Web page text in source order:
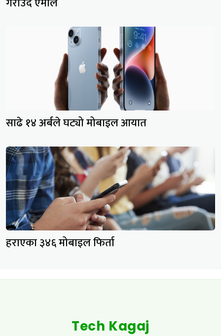
साढे १४ अर्बले घट्यो मोबाइल आयात
हराएका ३४६ मोबाइल फिर्ता
Tech Kagaj